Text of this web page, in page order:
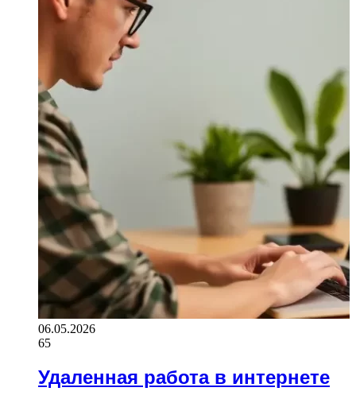
06.05.2026
65
Удаленная работа в интернете